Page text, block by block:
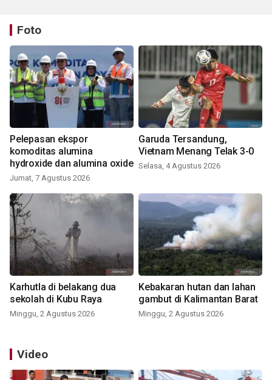
Foto
Pelepasan ekspor
komoditas alumina
hydroxide dan alumina oxide
Jumat, 7 Agustus 2026
Garuda Tersandung,
Vietnam Menang Telak 3-0
Selasa, 4 Agustus 2026
Karhutla di belakang dua
sekolah di Kubu Raya
Minggu, 2 Agustus 2026
Kebakaran hutan dan lahan
gambut di Kalimantan Barat
Minggu, 2 Agustus 2026
Video